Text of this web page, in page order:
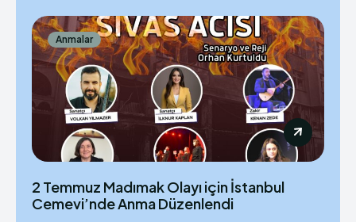
Anmalar
2 Temmuz Madımak Olayı için İstanbul
Cemevi’nde Anma Düzenlendi